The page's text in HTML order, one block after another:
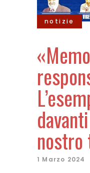
notizie
nostro
1 Marzo 2024